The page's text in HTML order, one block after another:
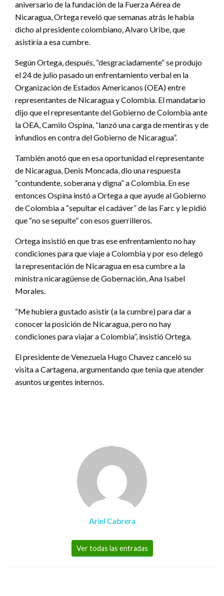
aniversario de la fundación de la Fuerza Aérea de
Nicaragua, Ortega reveló que semanas atrás le había
dicho al presidente colombiano, Alvaro Uribe, que
asistiría a esa cumbre.
Según Ortega, después, “desgraciadamente” se produjo
el 24 de julio pasado un enfrentamiento verbal en la
Organización de Estados Americanos (OEA) entre
representantes de Nicaragua y Colombia. El mandatario
dijo que el representante del Gobierno de Colombia ante
la OEA, Camilo Ospina, “lanzó una carga de mentiras y de
infundios en contra del Gobierno de Nicaragua”.
También anotó que en esa oportunidad el representante
de Nicaragua, Denis Moncada, dio una respuesta
“contundente, soberana y digna” a Colombia. En ese
entonces Ospina instó a Ortega a que ayude al Gobierno
de Colombia a “sepultar el cadáver” de las Farc y le pidió
que “no se sepulte” con esos guerrilleros.
Ortega insistió en que tras ese enfrentamiento no hay
condiciones para que viaje a Colombia y por eso delegó
la representación de Nicaragua en esa cumbre a la
ministra nicaragüense de Gobernación, Ana Isabel
Morales.
“Me hubiera gustado asistir (a la cumbre) para dar a
conocer la posición de Nicaragua, pero no hay
condiciones para viajar a Colombia”, insistió Ortega.
El presidente de Venezuela Hugo Chavez canceló su
visita a Cartagena, argumentando que tenia que atender
asuntos urgentes internos.
Ariel Cabrera
Ver todas las entradas